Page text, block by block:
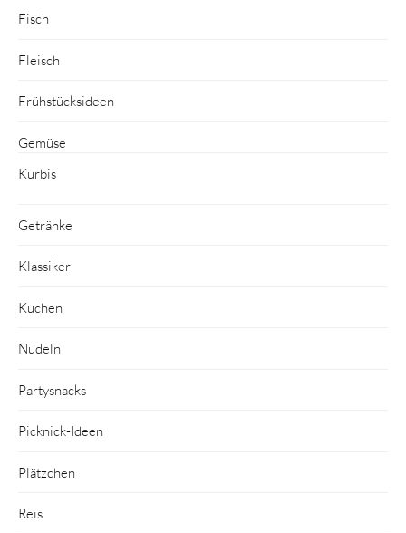
Fisch
Fleisch
Frühstücksideen
Gemüse
Kürbis
Getränke
Klassiker
Kuchen
Nudeln
Partysnacks
Picknick-Ideen
Plätzchen
Reis